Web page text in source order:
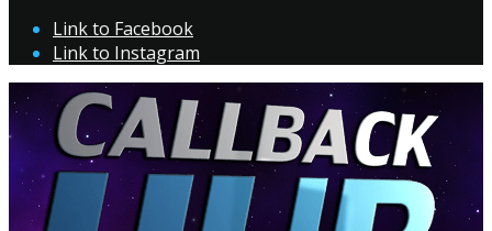
Link to Facebook
Link to Instagram